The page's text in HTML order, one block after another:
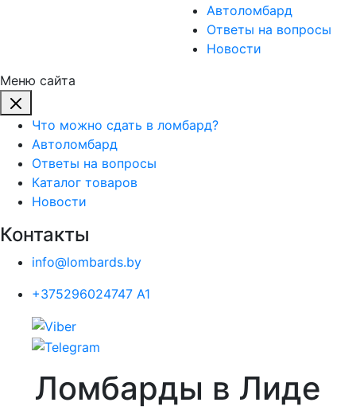
Автоломбард
Ответы на вопросы
Новости
Меню сайта
Что можно сдать в ломбард?
Автоломбард
Ответы на вопросы
Каталог товаров
Новости
Контакты
info@lombards.by
+375296024747 A1
Ломбарды в Лиде